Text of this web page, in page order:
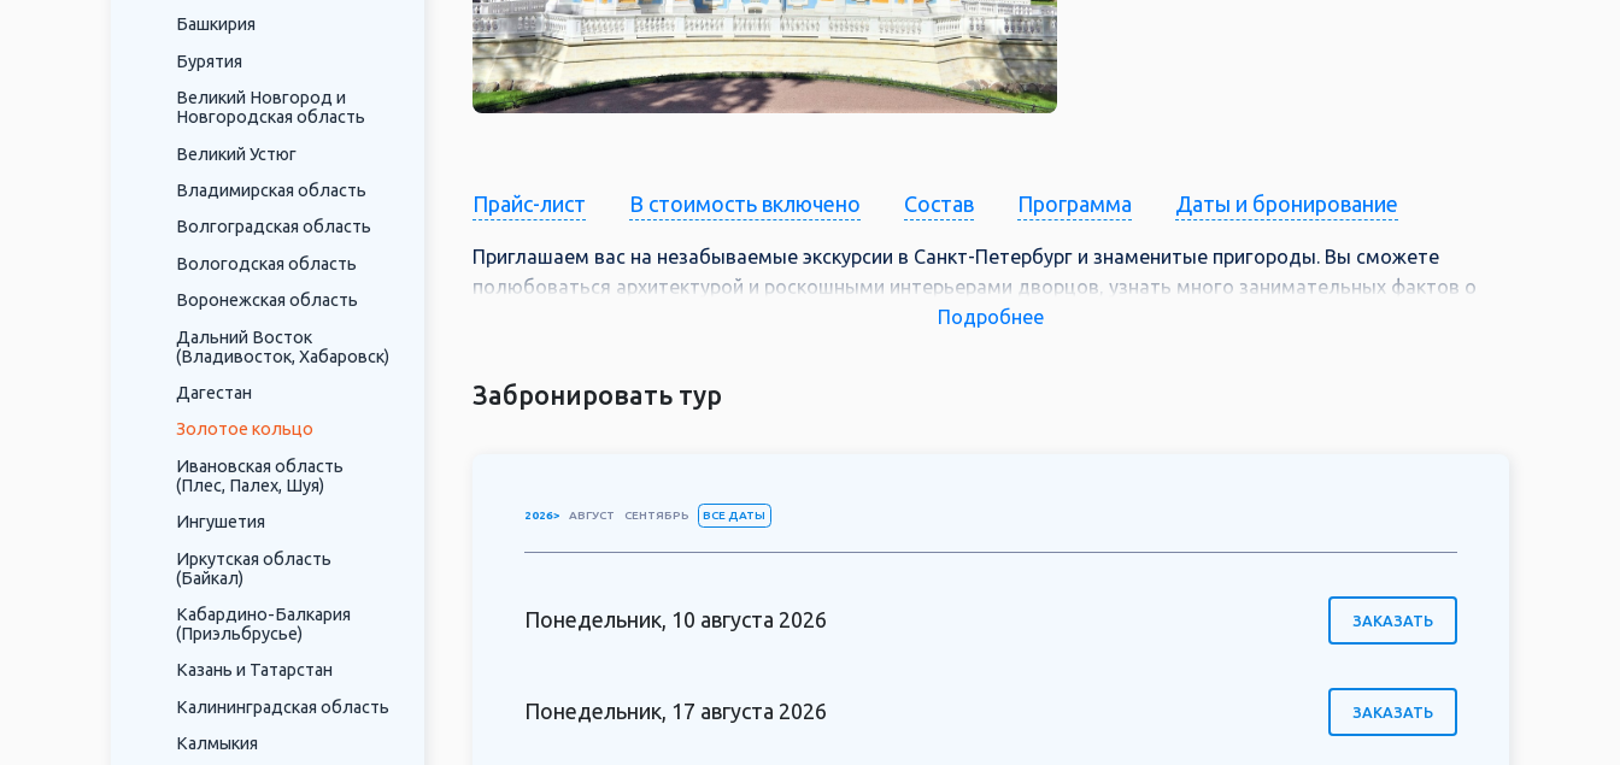
Башкирия
Бурятия
Великий Новгород и
Новгородская область
Великий Устюг
Владимирская область
Волгоградская область
Вологодская область
Воронежская область
Дальний Восток
(Владивосток, Хабаровск)
Дагестан
Золотое кольцо
Ивановская область
(Плес, Палех, Шуя)
Ингушетия
Иркутская область
(Байкал)
Кабардино-Балкария
(Приэльбрусье)
Казань и Татарстан
Калининградская область
Калмыкия
Прайс-лист В стоимость включено Состав Программа Даты и бронирование
Приглашаем вас на незабываемые экскурсии в Санкт-Петербург и знаменитые пригороды. Вы сможете
полюбоваться архитектурой и роскошными интерьерами дворцов, узнать много занимательных фактов о
жителях Петербурга и самом городе, получите массу незабываемых эмоций. В этом туре вы посетите
Подробнее
Забронировать тур
2026> АВГУСТ СЕНТЯБРЬ ВСЕ ДАТЫ
Понедельник, 10 августа 2026 ЗАКАЗАТЬ
Понедельник, 17 августа 2026 ЗАКАЗАТЬ